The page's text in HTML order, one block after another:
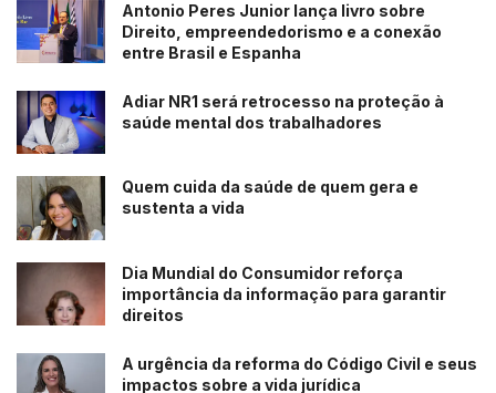
Antonio Peres Junior lança livro sobre
Direito, empreendedorismo e a conexão
entre Brasil e Espanha
Adiar NR1 será retrocesso na proteção à
saúde mental dos trabalhadores
Quem cuida da saúde de quem gera e
sustenta a vida
Dia Mundial do Consumidor reforça
importância da informação para garantir
direitos
A urgência da reforma do Código Civil e seus
impactos sobre a vida jurídica